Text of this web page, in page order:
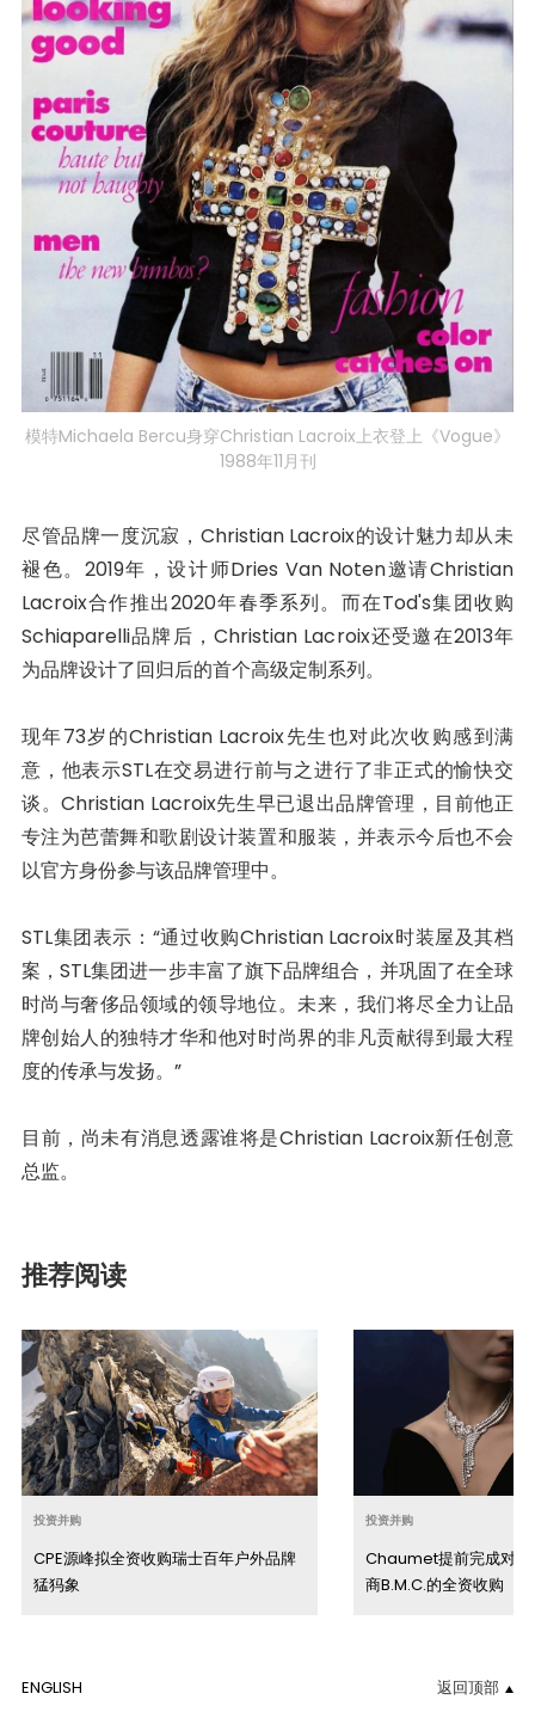
模特Michaela Bercu身穿Christian Lacroix上衣登上《Vogue》
1988年11月刊
尽管品牌一度沉寂，Christian Lacroix的设计魅力却从未
褪色。2019年，设计师Dries Van Noten邀请Christian
Lacroix合作推出2020年春季系列。而在Tod's集团收购
Schiaparelli品牌后，Christian Lacroix还受邀在2013年
为品牌设计了回归后的首个高级定制系列。
现年73岁的Christian Lacroix先生也对此次收购感到满
意，他表示STL在交易进行前与之进行了非正式的愉快交
谈。Christian Lacroix先生早已退出品牌管理，目前他正
专注为芭蕾舞和歌剧设计装置和服装，并表示今后也不会
以官方身份参与该品牌管理中。
STL集团表示：“通过收购Christian Lacroix时装屋及其档
案，STL集团进一步丰富了旗下品牌组合，并巩固了在全球
时尚与奢侈品领域的领导地位。未来，我们将尽全力让品
牌创始人的独特才华和他对时尚界的非凡贡献得到最大程
度的传承与发扬。”
目前，尚未有消息透露谁将是Christian Lacroix新任创意
总监。
推荐阅读
投资并购
CPE源峰拟全资收购瑞士百年户外品牌
猛犸象
投资并购
Chaumet提前完成对意
商B.M.C.的全资收购
ENGLISH 返回顶部